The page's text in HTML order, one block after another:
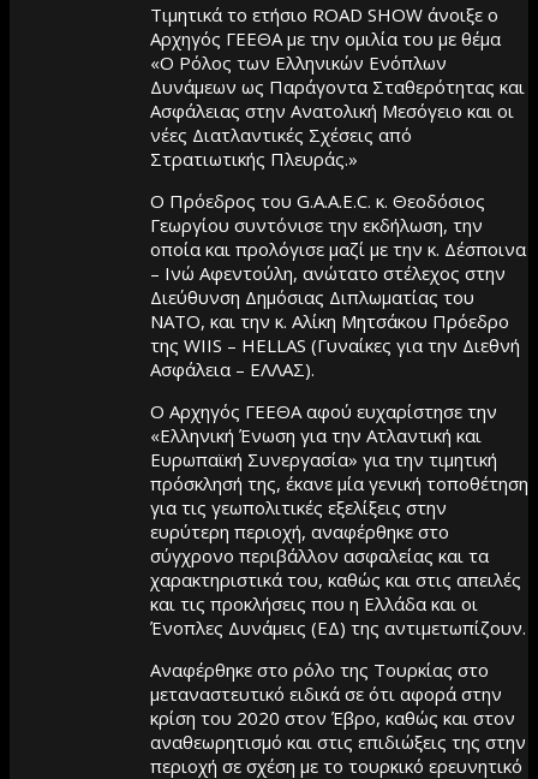
Τιμητικά το ετήσιο ROAD SHOW άνοιξε ο
Αρχηγός ΓΕΕΘΑ με την ομιλία του με θέμα
«Ο Ρόλος των Ελληνικών Ενόπλων
Δυνάμεων ως Παράγοντα Σταθερότητας και
Ασφάλειας στην Ανατολική Μεσόγειο και οι
νέες Διατλαντικές Σχέσεις από
Στρατιωτικής Πλευράς.»
Ο Πρόεδρος του G.A.A.E.C. κ. Θεοδόσιος
Γεωργίου συντόνισε την εκδήλωση, την
οποία και προλόγισε μαζί με την κ. Δέσποινα
– Ινώ Αφεντούλη, ανώτατο στέλεχος στην
Διεύθυνση Δημόσιας Διπλωματίας του
ΝΑΤΟ, και την κ. Αλίκη Μητσάκου Πρόεδρο
της WIIS – HELLAS (Γυναίκες για την Διεθνή
Ασφάλεια – ΕΛΛΑΣ).
Ο Αρχηγός ΓΕΕΘΑ αφού ευχαρίστησε την
«Ελληνική Ένωση για την Ατλαντική και
Ευρωπαϊκή Συνεργασία» για την τιμητική
πρόσκλησή της, έκανε μία γενική τοποθέτηση
για τις γεωπολιτικές εξελίξεις στην
ευρύτερη περιοχή, αναφέρθηκε στο
σύγχρονο περιβάλλον ασφαλείας και τα
χαρακτηριστικά του, καθώς και στις απειλές
και τις προκλήσεις που η Ελλάδα και οι
Ένοπλες Δυνάμεις (ΕΔ) της αντιμετωπίζουν.
Αναφέρθηκε στο ρόλο της Τουρκίας στο
μεταναστευτικό ειδικά σε ότι αφορά στην
κρίση του 2020 στον Έβρο, καθώς και στον
αναθεωρητισμό και στις επιδιώξεις της στην
περιοχή σε σχέση με το τουρκικό ερευνητικό